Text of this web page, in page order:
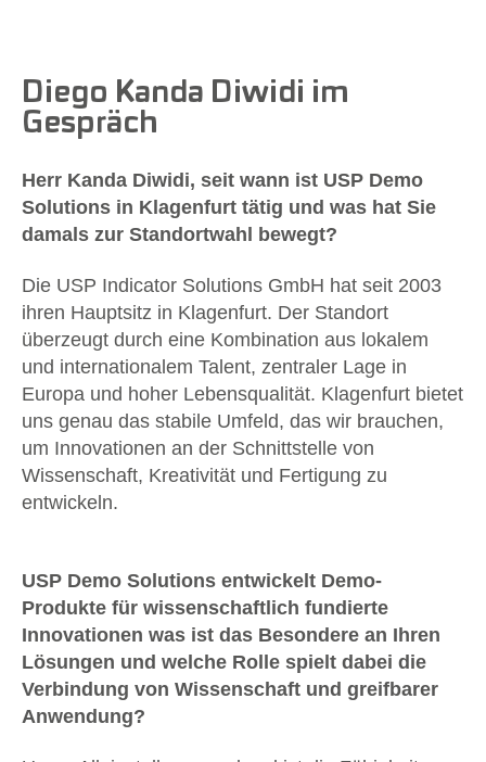
Diego Kanda Diwidi im
Gespräch
Herr Kanda Diwidi, seit wann ist USP Demo
Solutions in Klagenfurt tätig und was hat Sie
damals zur Standortwahl bewegt?
Die USP Indicator Solutions GmbH hat seit 2003
ihren Hauptsitz in Klagenfurt. Der Standort
überzeugt durch eine Kombination aus lokalem
und internationalem Talent, zentraler Lage in
Europa und hoher Lebensqualität. Klagenfurt bietet
uns genau das stabile Umfeld, das wir brauchen,
um Innovationen an der Schnittstelle von
Wissenschaft, Kreativität und Fertigung zu
entwickeln.
USP Demo Solutions entwickelt Demo-
Produkte für wissenschaftlich fundierte
Innovationen was ist das Besondere an Ihren
Lösungen und welche Rolle spielt dabei die
Verbindung von Wissenschaft und greifbarer
Anwendung?